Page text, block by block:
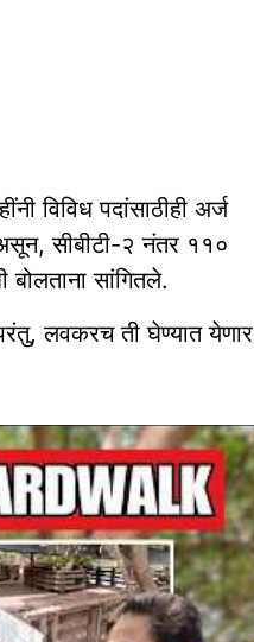
विविध पदांसाठीही अर्ज
सीबीटी-२ नंतर ११०
बोलताना सांगितले.
लवकरच ती घेण्‍यात येणार